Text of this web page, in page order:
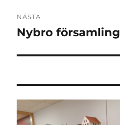
NÄSTA
Nästa
Nybro församling